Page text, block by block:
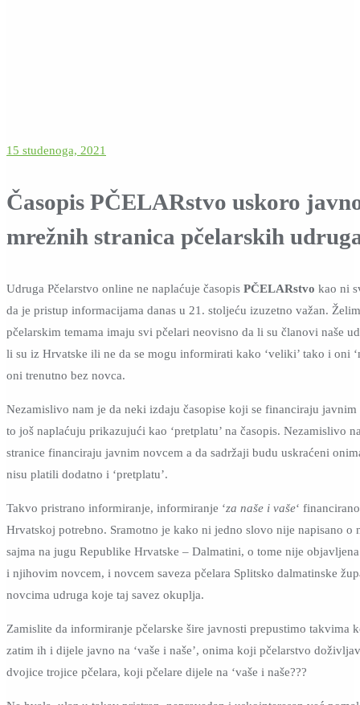
15 studenoga, 2021
Časopis PČELARstvo uskoro
mrežnih stranica pčelarskih
Udruga Pčelarstvo online ne naplaćuje časopis PČELARstvo kao ni
da je pristup informacijama danas u 21. stoljeću izuzetno važan.
pčelarskim temama imaju svi pčelari neovisno da li su članovi naše
li su iz Hrvatske ili ne da se mogu informirati kako ‘veliki’ tako i oni
oni trenutno bez novca.
Nezamislivo nam je da neki izdaju časopise koji se financiraju
to još naplaćuju prikazujući kao ‘pretplatu’ na časopis. Nezamislivo
stranice financiraju javnim novcem a da sadržaji budu uskraćeni
nisu platili dodatno i ‘pretplatu’.
Takvo pristrano informiranje, informiranje ‘za naše i vaše‘
Hrvatskoj potrebno. Sramotno je kako ni jedno slovo nije napisano o
sajma na jugu Republike Hrvatske – Dalmatini, o tome nije
i njihovim novcem, i novcem saveza pčelara Splitsko dalmatinske
novcima udruga koje taj savez okuplja.
Zamislite da informiranje pčelarske šire javnosti prepustimo takvima
zatim ih i dijele javno na ‘vaše i naše’, onima koji pčelarstvo
dvojice trojice pčelara, koji pčelare dijele na ‘vaše i naše???